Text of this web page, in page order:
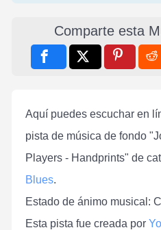
Comparte esta
Aquí puedes escuchar en
pista de música de fondo
Players - Handprints" de
Blues.
Estado de ánimo musical:
Esta pista fue creada por